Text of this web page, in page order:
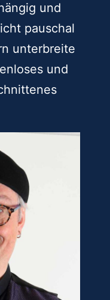
und
pauschal
unterbreite
und